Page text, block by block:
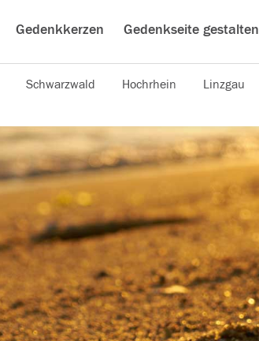
Gedenkkerzen Gedenkseite gestalten
Schwarzwald Hochrhein Linzgau